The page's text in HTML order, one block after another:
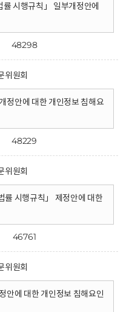
률 시행규칙」 일부개정안에
48298
위원회
정안에 대한 개인정보 침해요
48229
위원회
률 시행규칙」 제정안에 대한
46761
위원회
안에 대한 개인정보 침해요인